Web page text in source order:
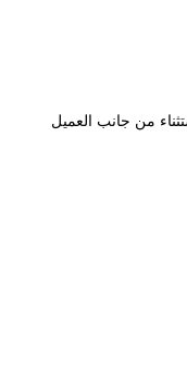
من جانب العميل